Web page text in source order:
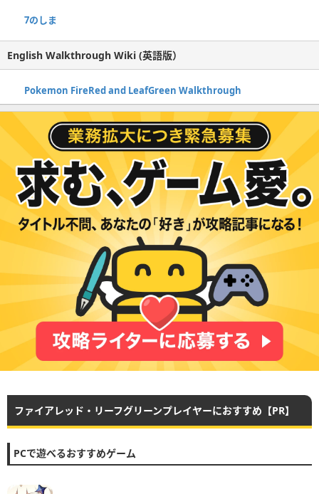
7のしま
English Walkthrough Wiki (英語版）
Pokemon FireRed and LeafGreen Walkthrough
ファイアレッド・リーフグリーンプレイヤーにおすすめ【PR】
PCで遊べるおすすめゲーム